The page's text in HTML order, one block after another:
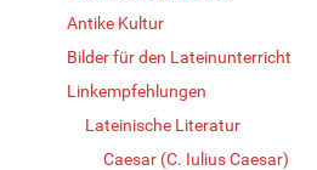
Antike Kultur
Bilder für den Lateinunterricht
Linkempfehlungen
Lateinische Literatur
Caesar (C. Iulius Caesar)